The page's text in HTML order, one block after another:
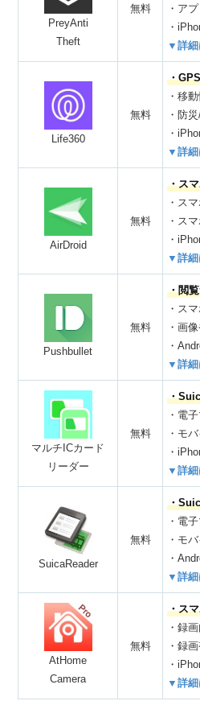
PreyAnti
Theft
無料
・ア
・
▼詳細
Life360
無料
・
・移
・防
・
▼詳細
AirDroid
無料
・ス
・ス
・ス
・
▼詳細
Pushbullet
無料
・閲
・ス
・画
・
▼詳細
マルチICカード
リーダー
無料
・
・電
・モ
・
▼詳細
SuicaReader
無料
・
・電
・モ
・
▼詳細
AtHome
Camera
無料
・ス
・録
・録
・
▼詳細